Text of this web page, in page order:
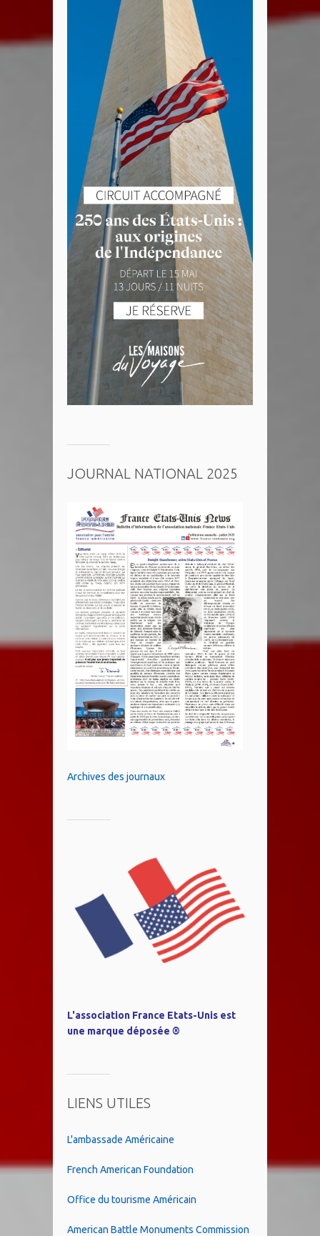
JOURNAL NATIONAL 2025
Archives des journaux
L'association France Etats-Unis est
une marque déposée ®
LIENS UTILES
L'ambassade Américaine
French American Foundation
Office du tourisme Américain
American Battle Monuments Commission